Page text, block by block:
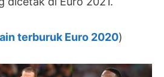
terburuk Euro 2020)